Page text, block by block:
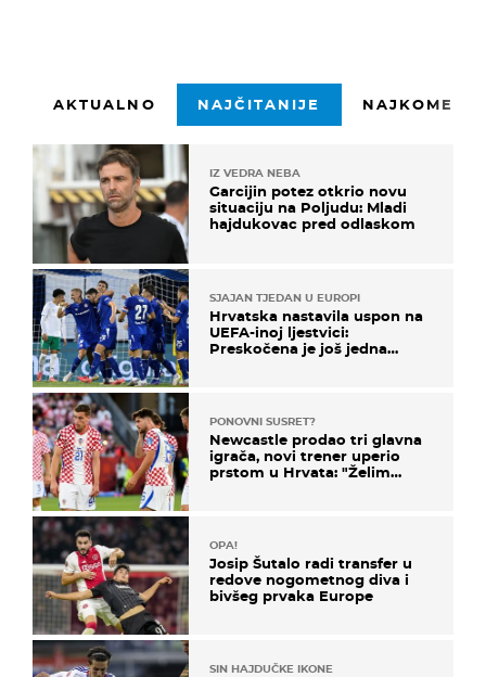
AKTUALNO NAJČITANIJE
IZ VEDRA NEBA
Garcijin potez otkrio novu
situaciju na Poljudu: Mladi
hajdukovac pred odlaskom
SJAJAN TJEDAN U EUROPI
Hrvatska nastavila uspon na
UEFA-inoj ljestvici:
Preskočena je još jedna
PONOVNI SUSRET?
Newcastle prodao tri glavna
igrača, novi trener uperio
prstom u Hrvata: "Želim
OPA!
Josip Šutalo radi transfer u
redove nogometnog diva i
bivšeg prvaka Europe
SIN HAJDUČKE IKONE